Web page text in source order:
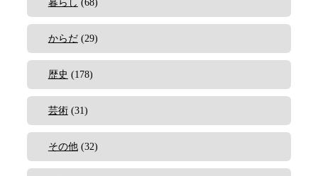
暮らし (68)
からだ(29)
歴史 (178)
芸術(31)
その他(32)